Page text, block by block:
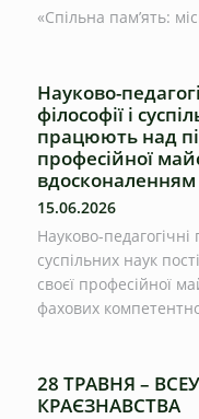
«Спільна пам’ять:
Науково-
філософії і
працюють над
професійної
15.06.2026
Науково-
суспільних наук
своєї професійної
фахових
28 ТРАВНЯ –
КРАЄЗНАВСТВА